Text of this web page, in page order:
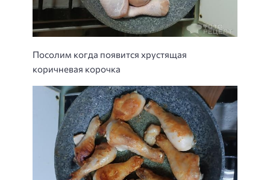
Посолим когда появится хрустящая
коричневая корочка